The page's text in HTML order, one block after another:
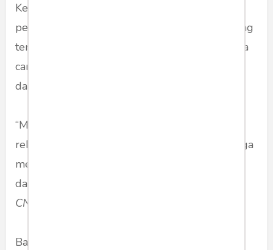
Ketua PPATK Kiagus Badaruddin mengatakan
pencucian uang via kasino jadi modus baru yang
terendus pihaknya tahun ini. Dia bilang ada dua
cara yang digunakan oknum kepala daerah
dalam modus ini.
“Menyimpannya (uang tersebut) betul dalam
rekening kalau dia mau main dia tarik. Atau juga
menyimpannya dalam bentuk membelikannya
dalam koin,” kata Badaruddin , seperti dilansir
CNNIndonesia.com
Badaruddin menyampaikan detail, pelaku